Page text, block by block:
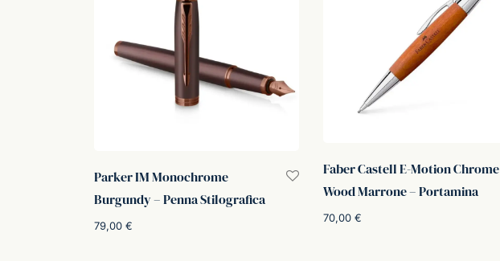
Parker IM Monochrome
Burgundy – Penna Stilografica
79,00 €
Faber Castell E-Motion Chrome
Wood Marrone – Portamina
70,00 €